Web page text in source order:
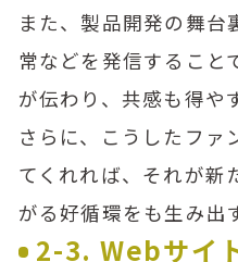
また、製品開発の舞台
常などを発信すること
が伝わり、共感も得や
さらに、こうしたファ
てくれれば、それが新
がる好循環をも生み出
2-3. Webサイ